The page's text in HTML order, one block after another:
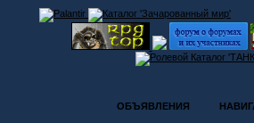
ОБЪЯВЛЕНИЯ